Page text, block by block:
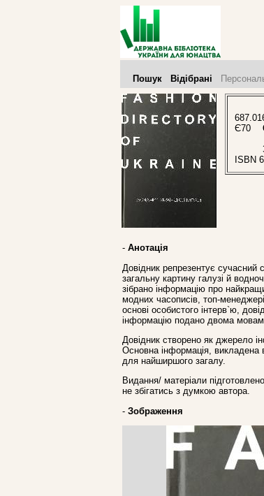
Пошук Відібрані
Є70
ISBN
- Анотація
Довідник репрезентує сучасний
загальну картину галузі й
зібрано інформацію про
модних часописів, топ-
основі особистого інтерв`ю,
інформацію подано двома
Довідник створено як джерело
Основна інформація, викладена
для найширшого загалу.
Видання/ матеріали
не збігатись з думкою автора.
- Зображення